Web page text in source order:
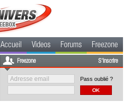
Accueil Videos Forums Freezone
Freezone S'inscrire
Pass oublié ?